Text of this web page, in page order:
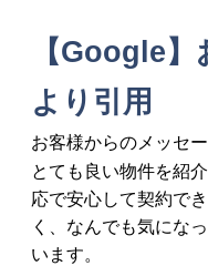
【Google
より引用
お客様からのメッセ
とても良い物件を紹
応で安心して契約で
く、なんでも気にな
います。